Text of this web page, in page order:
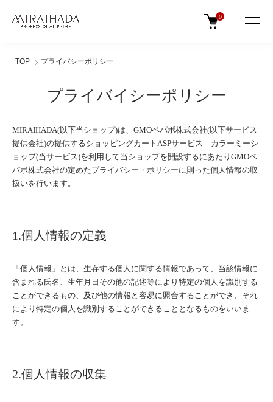
0
TOP プライバシーポリシー
プライバイシーポリシー
MIRAIHADA(以下当ショップ)は、 GMOペパボ株式会社(以下サービス
提供会社)の提供するショッピングカートASPサービス カラーミーシ
ョップ(当サービス)を利用して当ショップを開設するにあたりGMOペ
パボ株式会社の定めたプライバシー・ポリシーに則った個人情報の取
扱いを行います。
1.個人情報の定義
「個人情報」とは、生存する個人に関する情報であって、当該情報に
含まれる氏名、生年月日その他の記述等により特定の個人を識別する
ことができるもの、及び他の情報と容易に照合することができ、それ
により特定の個人を識別することができることとなるものをいいま
す。
2.個人情報の収集